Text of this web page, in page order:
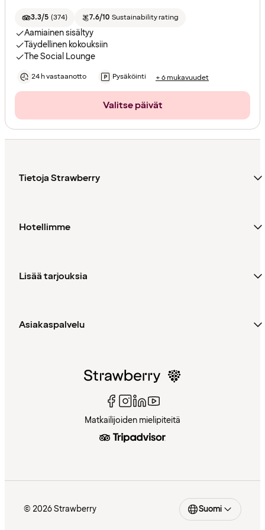
3.3/5 (374) 7.6/10 Sustainability rating
Aamiainen sisältyy
Täydellinen kokouksiin
The Social Lounge
24 h vastaanotto Pysäköinti + 6 mukavuudet
Valitse päivät
Tietoja Strawberry
Hotellimme
Lisää tarjouksia
Asiakaspalvelu
Matkailijoiden mielipiteitä
© 2026 Strawberry Suomi